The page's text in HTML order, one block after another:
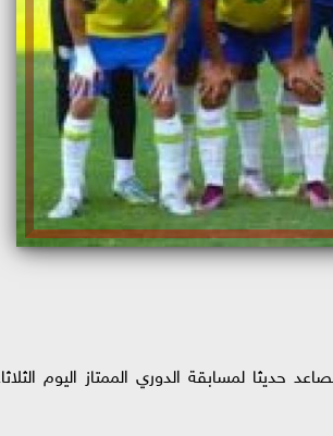
حديثا لمسابقة الدوري الممتاز اليوم